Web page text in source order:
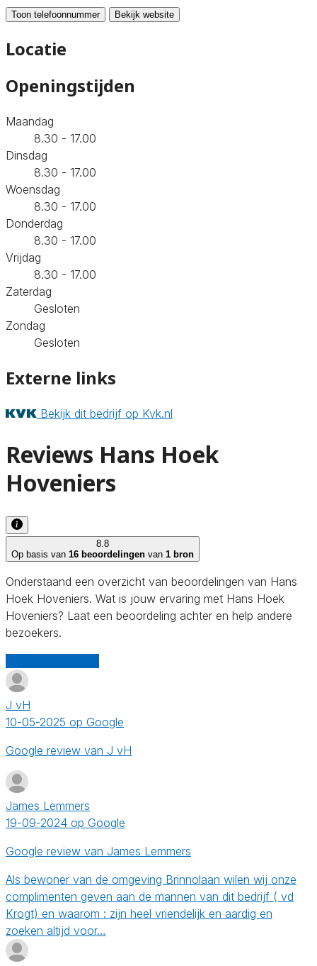
Toon telefoonnummer Bekijk website
Locatie
Openingstijden
Maandag
8.30 - 17.00
Dinsdag
8.30 - 17.00
Woensdag
8.30 - 17.00
Donderdag
8.30 - 17.00
Vrijdag
8.30 - 17.00
Zaterdag
Gesloten
Zondag
Gesloten
Externe links
Bekijk dit bedrijf op Kvk.nl
Reviews Hans Hoek
Hoveniers
8.8
Op basis van 16 beoordelingen van 1 bron
Onderstaand een overzicht van beoordelingen van Hans
Hoek Hoveniers. Wat is jouw ervaring met Hans Hoek
Hoveniers? Laat een beoordeling achter en help andere
bezoekers.
J vH
10-05-2025 op Google
Google review van J vH
James Lemmers
19-09-2024 op Google
Google review van James Lemmers
Als bewoner van de omgeving Brinnolaan wilen wij onze
complimenten geven aan de mannen van dit bedrijf ( vd
Krogt) en waarom : zijn heel vriendelijk en aardig en
zoeken altijd voor…